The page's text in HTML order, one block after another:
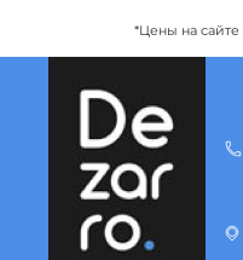
*Цены на